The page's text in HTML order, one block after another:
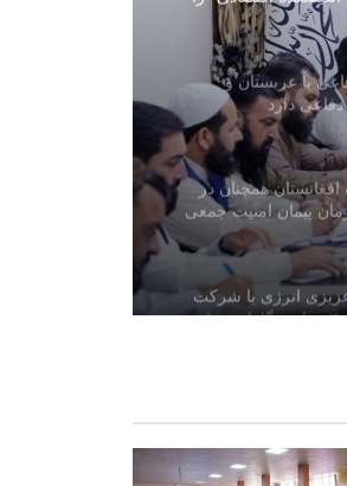
با عربستان و
دارد
همچنان در
پیمان امنیت جمعی
انرژی با شرکت
چینی برای تولید ۳ هزار میگاوات برق در